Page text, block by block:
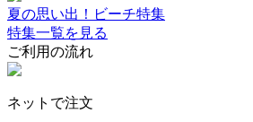
夏の思い出！ビーチ特集
特集一覧を見る
ご利用の流れ
ネットで注文